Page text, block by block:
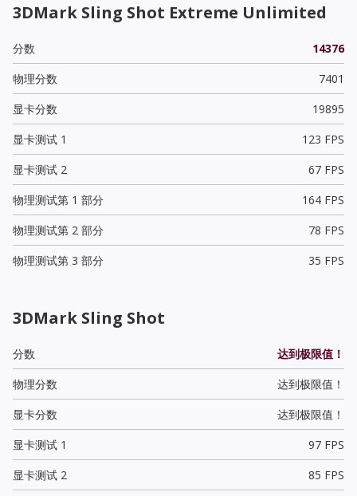
3DMark Sling Shot Extreme Unlimited
分数
14376
物理分数
7401
显卡分数
19895
显卡测试 1
123 FPS
显卡测试 2
67 FPS
物理测试第 1 部分
164 FPS
物理测试第 2 部分
78 FPS
物理测试第 3 部分
35 FPS
3DMark Sling Shot
分数
达到极限值！
物理分数
达到极限值！
显卡分数
达到极限值！
显卡测试 1
97 FPS
显卡测试 2
85 FPS